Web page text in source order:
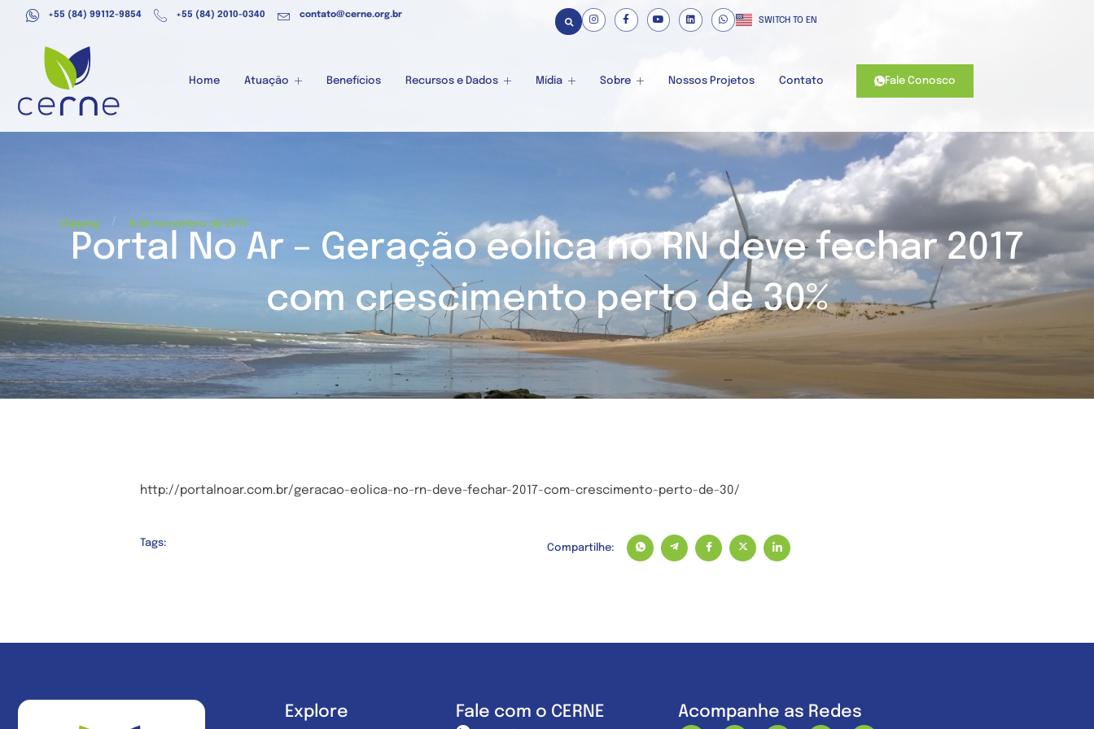
+55 (84) 99112-9854 +55 (84) 2010-0340 contato@cerne.org.br
SWITCH TO EN
Home Atuação Benefícios Recursos e Dados Mídia Sobre Nossos Projetos Contato Fale Conosco
Clipping / 8 de novembro de 2017
Portal No Ar – Geração eólica no RN deve fechar 2017
com crescimento perto de 30%
http://portalnoar.com.br/geracao-eolica-no-rn-deve-fechar-2017-com-crescimento-perto-de-30/
Tags:
Compartilhe:
Explore Fale com o CERNE Acompanhe as Redes